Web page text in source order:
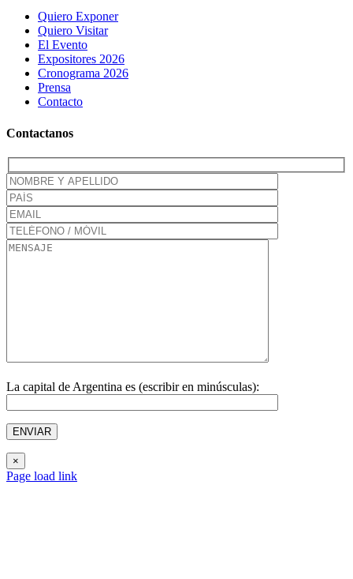
Area
Quiero Exponer
Quiero Visitar
El Evento
Expositores 2026
Cronograma 2026
Prensa
Contacto
Contactanos
La capital de Argentina es (escribir en minúsculas):
×
Page load link